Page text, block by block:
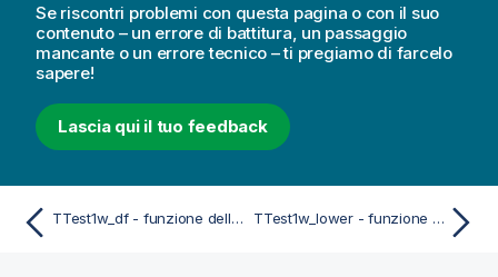
Se riscontri problemi con questa pagina o con il suo
contenuto – un errore di battitura, un passaggio
mancante o un errore tecnico – ti pregiamo di farcelo
sapere!
Lascia qui il tuo feedback
TTest1w_df - funzione dello script e del grafico TTest1w_lower - funzione dello script e del grafico